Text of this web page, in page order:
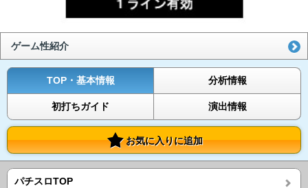
ゲーム性紹介
TOP・基本情報 分析情報
初打ちガイド 演出情報
お気に入りに追加
パチスロTOP